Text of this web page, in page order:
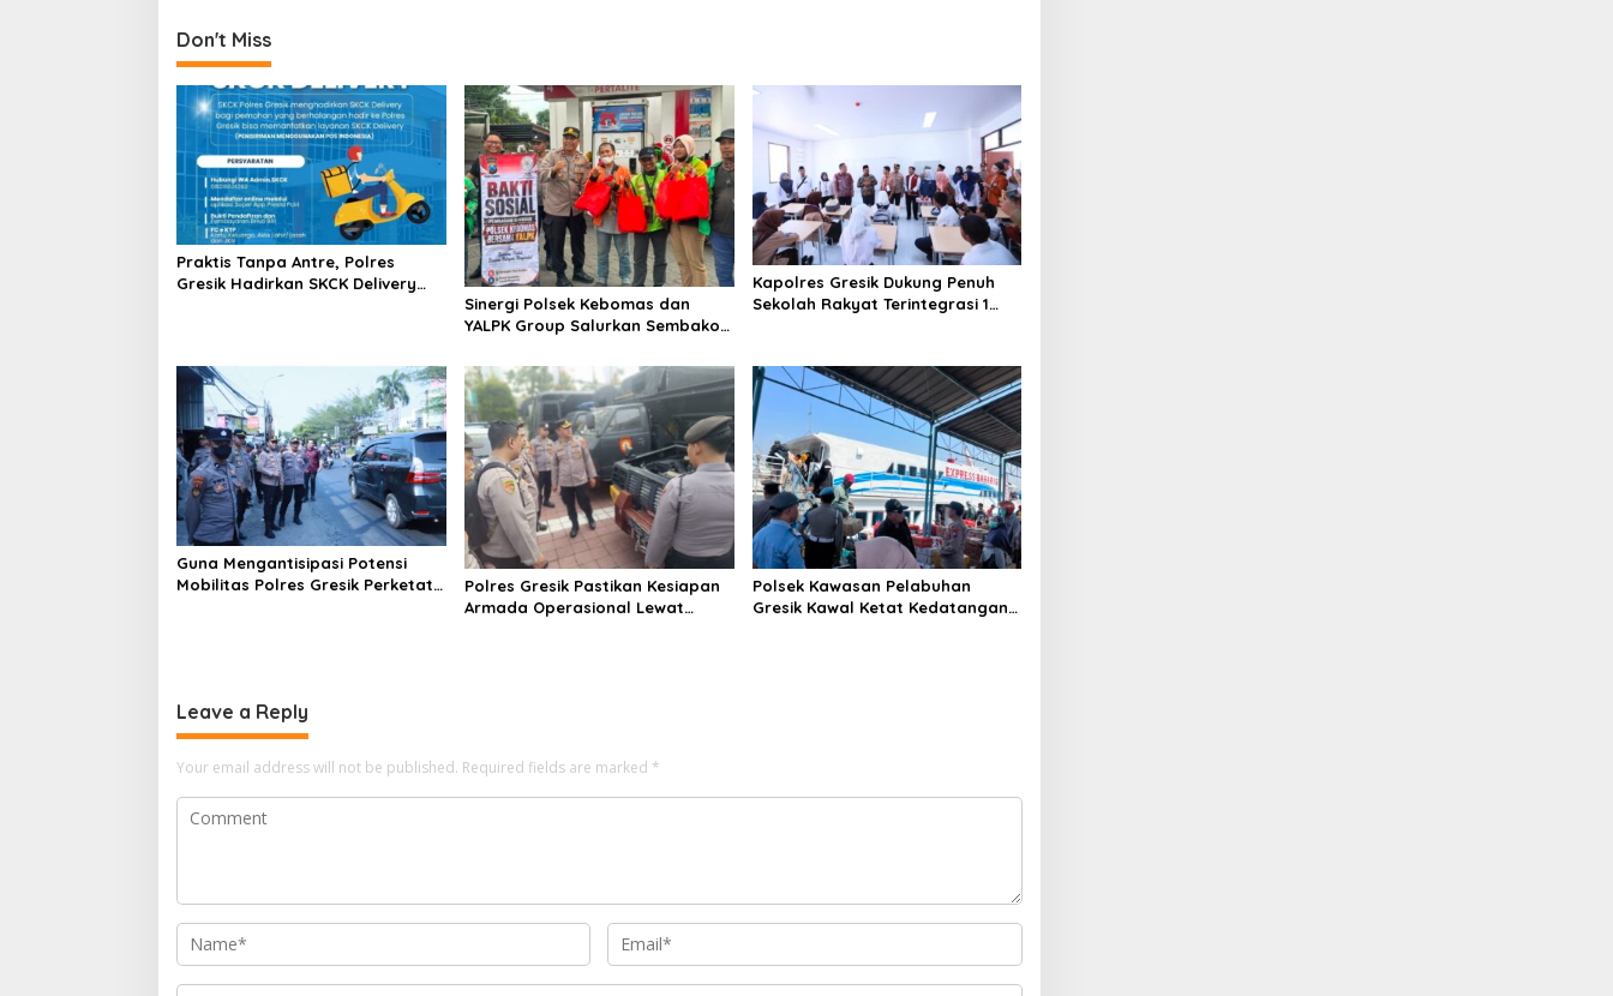
t
n
a
v
i
g
a
t
n
Don't Miss
Praktis Tanpa Antre, Polres
Gresik Hadirkan SKCK Delivery
Sinergi Polsek Kebomas dan
YALPK Group Salurkan Sembako
Gresik
Kapolres Gresik Dukung Penuh
Sekolah Rakyat Terintegrasi 1
Guna Mengantisipasi Potensi
Mobilitas Polres Gresik Perketat
Polres Gresik Pastikan Kesiapan
Armada Operasional Lewat
Polsek Kawasan Pelabuhan
Gresik Kawal Ketat Kedatangan
Leave a Reply
Your email address will not be published. Required fields are marked *